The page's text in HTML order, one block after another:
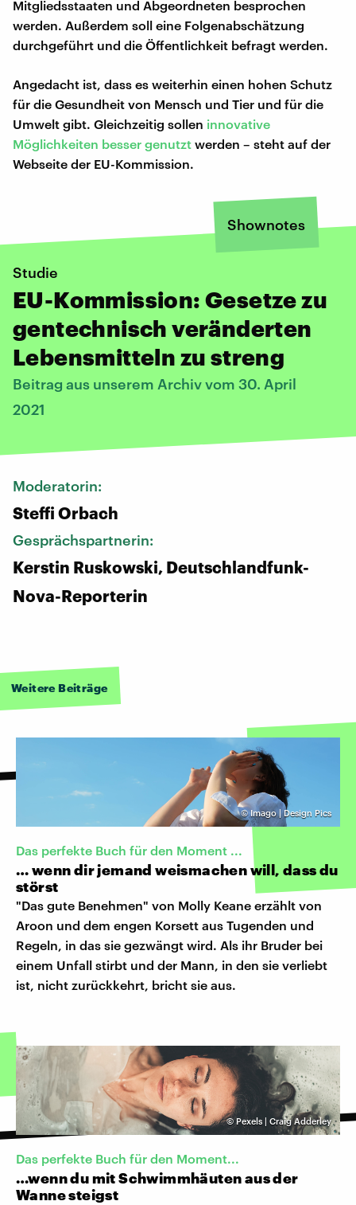
Mitgliedsstaaten und Abgeordneten besprochen
werden. Außerdem soll eine Folgenabschätzung
durchgeführt und die Öffentlichkeit befragt werden.
Angedacht ist, dass es weiterhin einen hohen Schutz
für die Gesundheit von Mensch und Tier und für die
Umwelt gibt. Gleichzeitig sollen innovative
Möglichkeiten besser genutzt werden – steht auf der
Webseite der EU-Kommission.
Shownotes
Studie
EU-Kommission: Gesetze zu
gentechnisch veränderten
Lebensmitteln zu streng
Beitrag aus unserem Archiv vom 30. April
2021
Moderatorin:
Steffi Orbach
Gesprächspartnerin:
Kerstin Ruskowski, Deutschlandfunk-
Nova-Reporterin
Weitere Beiträge
©Imago | Design Pics
Das perfekte Buch für den Moment ...
… wenn dir jemand weismachen will, dass du
störst
"Das gute Benehmen" von Molly Keane erzählt von
Aroon und dem engen Korsett aus Tugenden und
Regeln, in das sie gezwängt wird. Als ihr Bruder bei
einem Unfall stirbt und der Mann, in den sie verliebt
ist, nicht zurückkehrt, bricht sie aus.
©Pexels | Craig Adderley
Das perfekte Buch für den Moment...
…wenn du mit Schwimmhäuten aus der
Wanne steigst